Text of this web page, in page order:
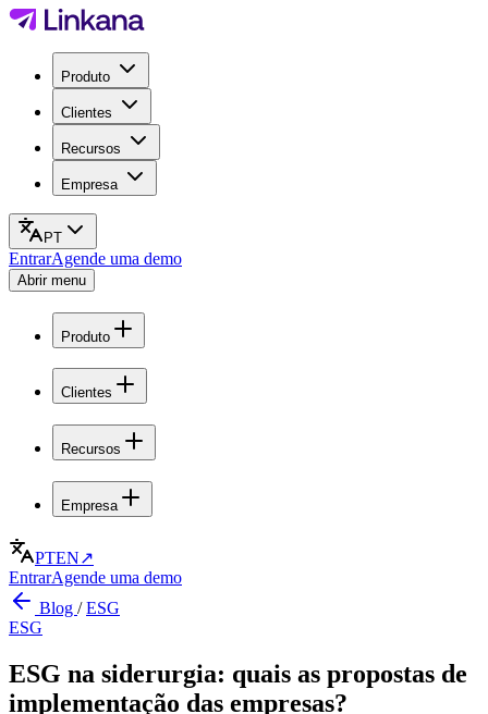
Produto
Clientes
Recursos
Empresa
PT
EntrarAgende uma demo
Abrir menu
Produto
Clientes
Recursos
Empresa
PTEN↗
EntrarAgende uma demo
Blog /ESG
ESG
ESG na siderurgia: quais as propostas de
implementação das empresas?